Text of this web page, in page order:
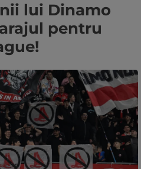
lui Dinamo
pentru